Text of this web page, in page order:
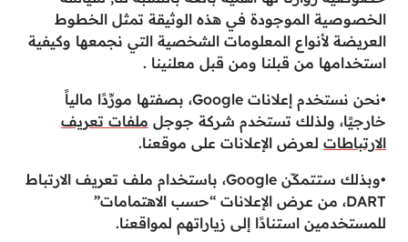
الخصوصية الموجودة في هذه الوثيقة تمثل الخطوط
العريضة لأنواع المعلومات الشخصية التي نجمعها وكيفية
استخدامها من قبلنا ومن قبل معلنينا .
•نحن نستخدم إعلانات Google، بصفتها مورِّدًا مالياً
خارجيًا، ولذلك تستخدم شركة جوجل ملفات تعريف
الارتباطات لعرض الإعلانات على موقعنا.
•وبذلك ستتمكّن Google، باستخدام ملف تعريف الارتباط
DART، من عرض الإعلانات “حسب الاهتمامات”
للمستخدمين استنادًا إلى زياراتهم لمواقعنا.